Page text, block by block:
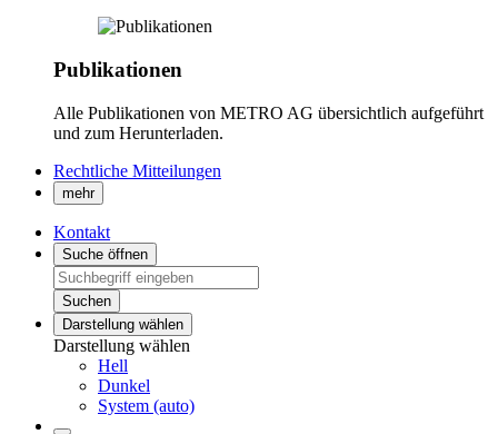
Publikationen
Alle Publikationen von METRO AG übersichtlich aufgeführt
und zum Herunterladen.
Rechtliche Mitteilungen
mehr
Kontakt
Suche öffnen
Suchen
Darstellung wählen
Darstellung wählen
Hell
Dunkel
System (auto)